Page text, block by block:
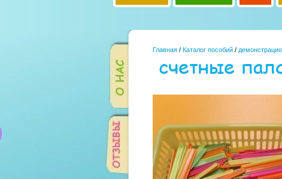
Главная / Каталог пособий /
счетные